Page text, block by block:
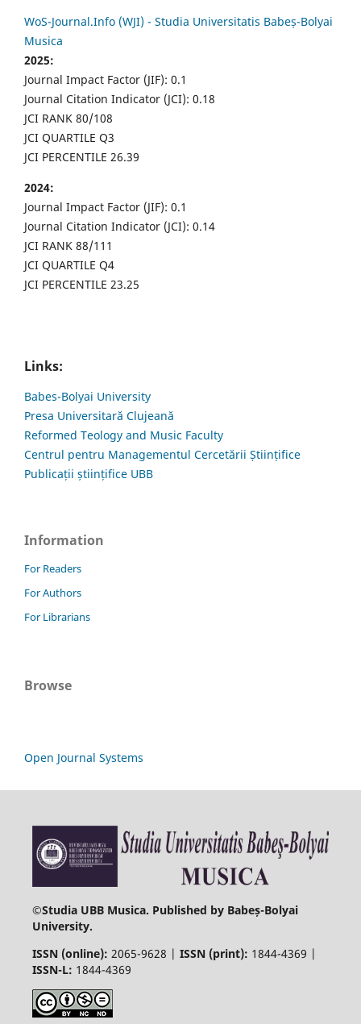
WoS-Journal.Info (WJI) - Studia Universitatis Babeș-Bolyai
Musica
2025:
Journal Impact Factor (JIF): 0.1
Journal Citation Indicator (JCI): 0.18
JCI RANK 80/108
JCI QUARTILE Q3
JCI PERCENTILE 26.39
2024:
Journal Impact Factor (JIF): 0.1
Journal Citation Indicator (JCI): 0.14
JCI RANK 88/111
JCI QUARTILE Q4
JCI PERCENTILE 23.25
Links:
Babes-Bolyai University
Presa Universitară Clujeană
Reformed Teology and Music Faculty
Centrul pentru Managementul Cercetării Științifice
Publicații științifice UBB
Information
For Readers
For Authors
For Librarians
Browse
Open Journal Systems
©Studia UBB Musica. Published by Babeș-Bolyai
University.
ISSN (online): 2065-9628 | ISSN (print): 1844-4369 |
ISSN-L: 1844-4369